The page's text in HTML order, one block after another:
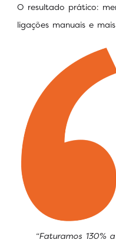
O resultado prático:
ligações manuais e
“Faturamos 130%